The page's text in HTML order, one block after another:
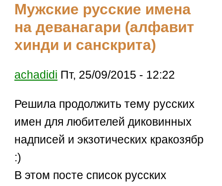
Мужские русские имена
на деванагари (алфавит
хинди и санскрита)
achadidi Пт, 25/09/2015 - 12:22
Решила продолжить тему русских
имен для любителей диковинных
надписей и экзотических кракозябр
:)
В этом посте список русских